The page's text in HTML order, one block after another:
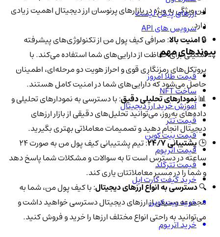
این ویژگی به ویژه در بازارهای پرنوسان ارز دیجیتال اهمیت زیادی
دارد.
🔒امنیت بالا: صرافی کیف پول من از تکنولوژی‌های پیشرفته
امنیتی برای حفاظت از دارایی‌های شما استفاده می‌کند. با
پروتکل‌های رمزنگاری قوی و احراز هویت دو مرحله‌ای، اطمینان
حاصل می‌شود که دارایی‌های شما در امنیت کامل هستند.
📊نمودارهای تحلیلی دقیق: با دسترسی به نمودارهای تحلیلی و
داده‌های به‌روز، می‌توانید تحلیل‌های دقیقی از بازار ارزهای
دیجیتال انجام دهید و تصمیمات معاملاتی بهتری بگیرید.
🕒پشتیبانی 24/7
: تیم پشتیبانی کیف پول من به صورت 24
ساعته در دسترس است تا به سوالات و مشکلات شما پاسخ دهد
و شما را در مسیر معاملاتتان یاری کند.
🔍دسترسی به انواع ارزهای دیجیتال: با کیف پول من، شما به
مجموعه وسیعی از ارزهای دیجیتال دسترسی خواهید داشت و
می‌توانید به راحتی انواع مختلف ارزها را خرید و فروش کنید.
ارزهای پیش لیست
سرویس های API
پیوندهای مهم
قیمت طلا امروز
ساخت NFT
آموزش خرید ارز دیجیتال
قیمت تتر
قیمت بیت کوین
قیمت اتریوم
قیمت تترگلد
خرید گیفت کارت اپل
خرید بیت کوین
خرید اتریوم